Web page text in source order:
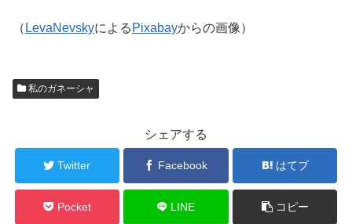
（ LevaNevskyによる Pixabayからの画像）
私のガネーシャ
シェアする
Twitter Facebook はてブ
Pocket LINE コピー